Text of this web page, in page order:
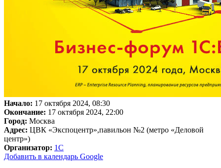
Начало: 17 октября 2024, 08:30
Окончание: 17 октября 2024, 22:00
Город: Москва
Адрес: ЦВК «Экспоцентр»,павильон №2 (метро «Деловой
центр»)
Организатор: 1С
Добавить в календарь Google